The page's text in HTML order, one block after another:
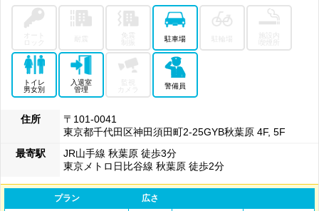
駐車場
喫煙所
トイレ
男女別
入退室
管理
カメラ
警備員
住所
〒101-0041
東京都千代田区神田須田町2-25GYB秋葉原 4F, 5F
最寄駅
JR山手線 秋葉原 徒歩3分
東京メトロ日比谷線 秋葉原 徒歩2分
プラン 広さ